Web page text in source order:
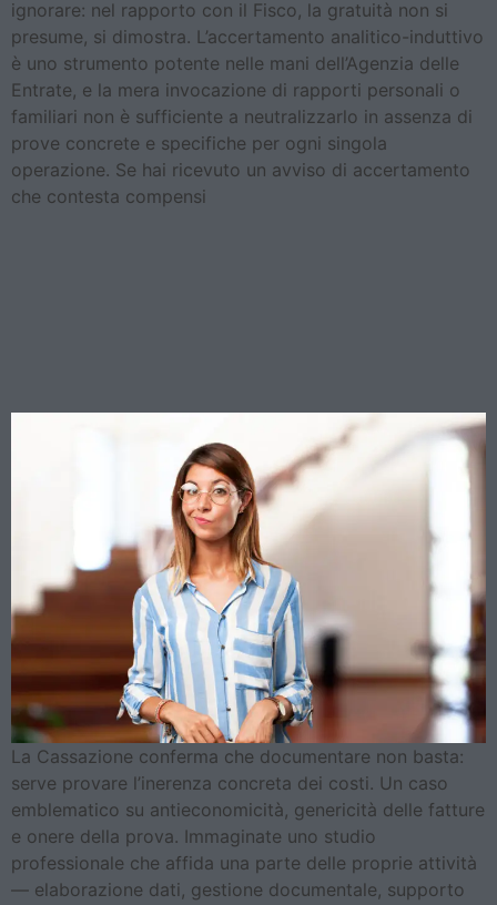
ignorare: nel rapporto con il Fisco, la gratuità non si
presume, si dimostra. L’accertamento analitico-induttivo
è uno strumento potente nelle mani dell’Agenzia delle
Entrate, e la mera invocazione di rapporti personali o
familiari non è sufficiente a neutralizzarlo in assenza di
prove concrete e specifiche per ogni singola
operazione. Se hai ricevuto un avviso di accertamento
che contesta compensi
La Cassazione conferma che documentare non basta:
serve provare l’inerenza concreta dei costi. Un caso
emblematico su antieconomicità, genericità delle fatture
e onere della prova. Immaginate uno studio
professionale che affida una parte delle proprie attività
— elaborazione dati, gestione documentale, supporto